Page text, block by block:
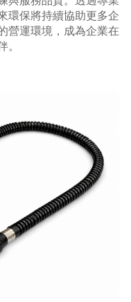
環保將持續協助更多企
營運環境，成為企業在
。